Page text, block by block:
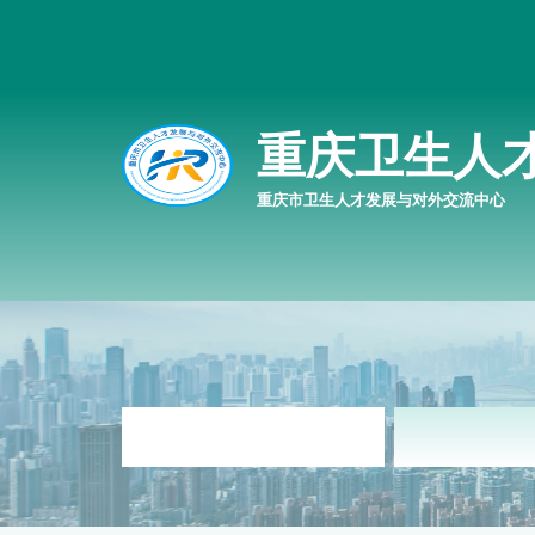
重庆卫生人
重庆市卫生人才发展与对外交流中心